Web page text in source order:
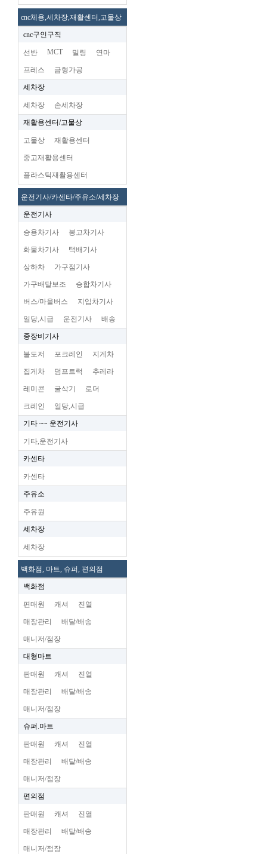
cnc체용,세차장,재활센터,고물상
cnc구인구직
선반 MCT 밀링 연마
프레스 금형가공
세차장
세차장 손세차장
재활용센터/고물상
고물상 재활용센터
중고재활용센터
플라스틱재활용센터
운전기사/카센타/주유소/세차장
운전기사
승용차기사 봉고차기사
화물차기사 택배기사
상하차 가구점기사
가구배달보조 승합차기사
버스/마을버스 지입차기사
일당,시급 운전기사 배송
중장비기사
불도저 포크레인 지게차
집게차 덤프트럭 추레라
레미콘 굴삭기 로더
크레인 일당,시급
기타 ~~ 운전기사
기타,운전기사
카센타
카센타
주유소
주유원
세차장
세차장
백화점, 마트, 슈퍼, 편의점
백화점
편매원 캐셔 진열
매장관리 배달/배송
매니저/점장
대형마트
판매원 캐셔 진열
매장관리 배달/배송
매니저/점장
슈펴.마트
판매원 캐셔 진열
매장관리 배달/배송
매니저/점장
편의점
판매원 캐셔 진열
매장관리 배달/배송
매니저/점장